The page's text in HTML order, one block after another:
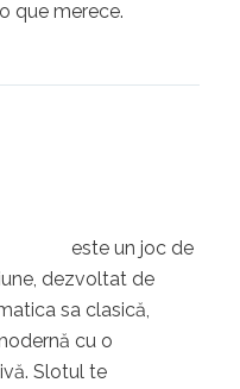
que merece.
este un joc de
dezvoltat de
sa clasică,
cu o
Slotul te